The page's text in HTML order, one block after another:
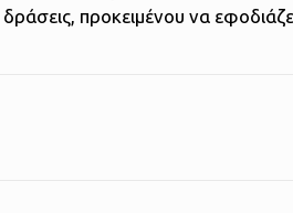
προκειμένου να